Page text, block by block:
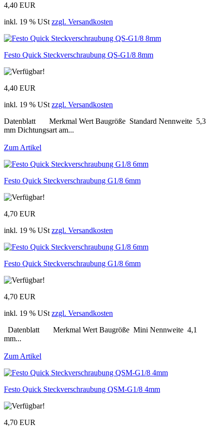
4,40 EUR
inkl. 19 % USt zzgl. Versandkosten
Festo Quick Steckverschraubung QS-G1/8 8mm
4,40 EUR
inkl. 19 % USt zzgl. Versandkosten
Datenblatt Merkmal Wert Baugröße Standard Nennweite 5,3
mm Dichtungsart am...
Zum Artikel
Festo Quick Steckverschraubung G1/8 6mm
4,70 EUR
inkl. 19 % USt zzgl. Versandkosten
Festo Quick Steckverschraubung G1/8 6mm
4,70 EUR
inkl. 19 % USt zzgl. Versandkosten
Datenblatt Merkmal Wert Baugröße Mini Nennweite 4,1
mm...
Zum Artikel
Festo Quick Steckverschraubung QSM-G1/8 4mm
4,70 EUR